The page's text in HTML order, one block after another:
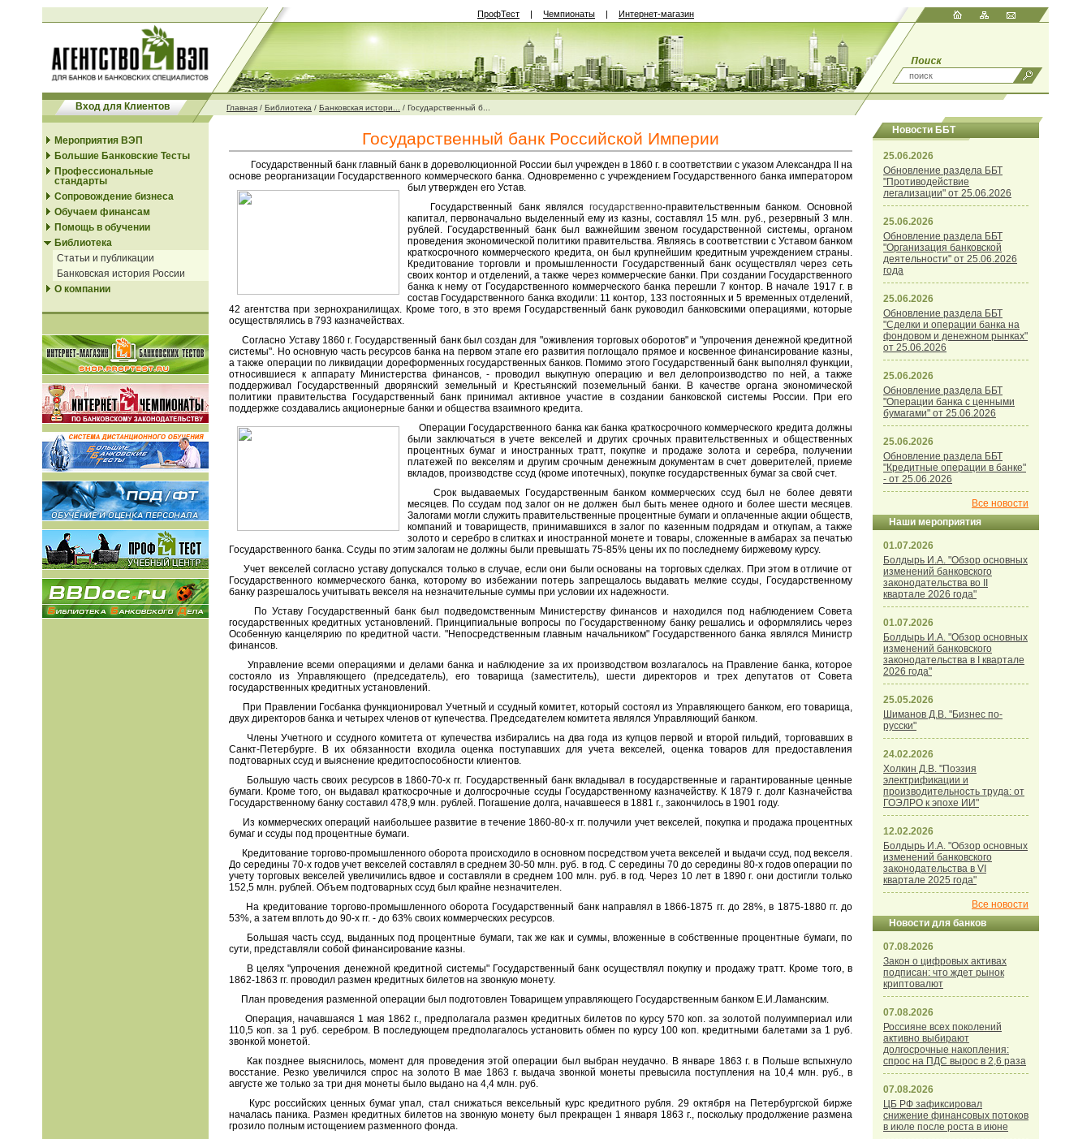
ПрофТест | Чемпионаты | Интернет-магазин
Вход для Клиентов Главная / Библиотека / Банковская истори... / Государственный б...
Мероприятия ВЭП
Большие Банковские Тесты
Профессиональные
стандарты
Сопровождение бизнеса
Обучаем финансам
Помощь в обучении
Библиотека
Статьи и публикации
Банковская история России
О компании
Государственный банк Российской Империи
Государственный банк главный банк в дореволюционной России был учрежден в 1860 г. в соответствии с указом Александра II на
основе реорганизации Государственного коммерческого банка. Одновременно с учреждением Государственного банка императором
был утвержден его Устав.
Государственный банк являлся государственно-правительственным банком. Основной
капитал, первоначально выделенный ему из казны, составлял 15 млн. руб., резервный 3 млн.
рублей. Государственный банк был важнейшим звеном государственной системы, органом
проведения экономической политики правительства. Являясь в соответствии с Уставом банком
краткосрочного коммерческого кредита, он был крупнейшим кредитным учреждением страны.
Кредитование торговли и промышленности Государственный банк осуществлял через сеть
своих контор и отделений, а также через коммерческие банки. При создании Государственного
банка к нему от Государственного коммерческого банка перешли 7 контор. В начале 1917 г. в
состав Государственного банка входили: 11 контор, 133 постоянных и 5 временных отделений,
42 агентства при зернохранилищах. Кроме того, в это время Государственный банк руководил банковскими операциями, которые
осуществлялись в 793 казначействах.
Согласно Уставу 1860 г. Государственный банк был создан для "оживления торговых оборотов" и "упрочения денежной кредитной
системы". Но основную часть ресурсов банка на первом этапе его развития поглощало прямое и косвенное финансирование казны,
а также операции по ликвидации дореформенных государственных банков. Помимо этого Государственный банк выполнял функции,
относившиеся к аппарату Министерства финансов,- проводил выкупную операцию и вел делопроизводство по ней, а также
поддерживал Государственный дворянский земельный и Крестьянский поземельный банки. В качестве органа экономической
политики правительства Государственный банк принимал активное участие в создании банковской системы России. При его
поддержке создавались акционерные банки и общества взаимного кредита.
Операции Государственного банка как банка краткосрочного коммерческого кредита должны
были заключаться в учете векселей и других срочных правительственных и общественных
процентных бумаг и иностранных тратт, покупке и продаже золота и серебра, получении
платежей по векселям и другим срочным денежным документам в счет доверителей, приеме
вкладов, производстве ссуд (кроме ипотечных), покупке государственных бумаг за свой счет.
Срок выдаваемых Государственным банком коммерческих ссуд был не более девяти
месяцев. По ссудам под залог он не должен был быть менее одного и более шести месяцев.
Залогами могли служить правительственные процентные бумаги и оплаченные акции обществ,
компаний и товариществ, принимавшихся в залог по казенным подрядам и откупам, а также
золото и серебро в слитках и иностранной монете и товары, сложенные в амбарах за печатью
Государственного банка. Ссуды по этим залогам не должны были превышать 75-85% цены их по последнему биржевому курсу.
Учет векселей согласно уставу допускался только в случае, если они были основаны на торговых сделках. При этом в отличие от
Государственного коммерческого банка, которому во избежании потерь запрещалось выдавать мелкие ссуды, Государственному
банку разрешалось учитывать векселя на незначительные суммы при условии их надежности.
По Уставу Государственный банк был подведомственным Министерству финансов и находился под наблюдением Совета
государственных кредитных установлений. Принципиальные вопросы по Государственному банку решались и оформлялись через
Особенную канцелярию по кредитной части. "Непосредственным главным начальником" Государственного банка являлся Министр
финансов.
Управление всеми операциями и делами банка и наблюдение за их производством возлагалось на Правление банка, которое
состояло из Управляющего (председатель), его товарища (заместитель), шести директоров и трех депутатов от Совета
государственных кредитных установлений.
При Правлении Госбанка функционировал Учетный и ссудный комитет, который состоял из Управляющего банком, его товарища,
двух директоров банка и четырех членов от купечества. Председателем комитета являлся Управляющий банком.
Члены Учетного и ссудного комитета от купечества избирались на два года из купцов первой и второй гильдий, торговавших в
Санкт-Петербурге. В их обязанности входила оценка поступавших для учета векселей, оценка товаров для предоставления
подтоварных ссуд и выяснение кредитоспособности клиентов.
Большую часть своих ресурсов в 1860-70-х гг. Государственный банк вкладывал в государственные и гарантированные ценные
бумаги. Кроме того, он выдавал краткосрочные и долгосрочные ссуды Государственному казначейству. К 1879 г. долг Казначейства
Государственному банку составил 478,9 млн. рублей. Погашение долга, начавшееся в 1881 г., закончилось в 1901 году.
Из коммерческих операций наибольшее развитие в течение 1860-80-х гг. получили учет векселей, покупка и продажа процентных
бумаг и ссуды под процентные бумаги.
Кредитование торгово-промышленного оборота происходило в основном посредством учета векселей и выдачи ссуд, под векселя.
До середины 70-х годов учет векселей составлял в среднем 30-50 млн. руб. в год. С середины 70 до середины 80-х годов операции по
учету торговых векселей увеличились вдвое и составляли в среднем 100 млн. руб. в год. Через 10 лет в 1890 г. они достигли только
152,5 млн. рублей. Объем подтоварных ссуд был крайне незначителен.
На кредитование торгово-промышленного оборота Государственный банк направлял в 1866-1875 гг. до 28%, в 1875-1880 гг. до
53%, а затем вплоть до 90-х гг. - до 63% своих коммерческих ресурсов.
Большая часть ссуд, выданных под процентные бумаги, так же как и суммы, вложенные в собственные процентные бумаги, по
сути, представляли собой финансирование казны.
В целях "упрочения денежной кредитной системы" Государственный банк осуществлял покупку и продажу тратт. Кроме того, в
1862-1863 гг. проводил размен кредитных билетов на звонкую монету.
План проведения разменной операции был подготовлен Товарищем управляющего Государственным банком Е.И.Ламанским.
Операция, начавшаяся 1 мая 1862 г., предполагала размен кредитных билетов по курсу 570 коп. за золотой полуимпериал или
110,5 коп. за 1 руб. серебром. В последующем предполагалось установить обмен по курсу 100 коп. кредитными балетами за 1 руб.
звонкой монетой.
Как позднее выяснилось, момент для проведения этой операции был выбран неудачно. В январе 1863 г. в Польше вспыхнуло
восстание. Резко увеличился спрос на золото В мае 1863 г. выдача звонкой монеты превысила поступления на 10,4 млн. руб., в
августе же только за три дня монеты было выдано на 4,4 млн. руб.
Курс российских ценных бумаг упал, стал снижаться вексельный курс кредитного рубля. 29 октября на Петербургской бирже
началась паника. Размен кредитных билетов на звонкую монету был прекращен 1 января 1863 г., поскольку продолжение размена
грозило полным истощением разменного фонда.
Новости ББТ
25.06.2026
Обновление раздела ББТ
"Противодействие
легализации" от 25.06.2026
25.06.2026
Обновление раздела ББТ
"Организация банковской
деятельности" от 25.06.2026
года
25.06.2026
Обновление раздела ББТ
"Сделки и операции банка на
фондовом и денежном рынках"
от 25.06.2026
25.06.2026
Обновление раздела ББТ
"Операции банка с ценными
бумагами" от 25.06.2026
25.06.2026
Обновление раздела ББТ
"Кредитные операции в банке"
- от 25.06.2026
Все новости
Наши мероприятия
01.07.2026
Болдырь И.А. "Обзор основных
изменений банковского
законодательства во II
квартале 2026 года"
01.07.2026
Болдырь И.А. "Обзор основных
изменений банковского
законодательства в I квартале
2026 года"
25.05.2026
Шиманов Д.В. "Бизнес по-
русски"
24.02.2026
Холкин Д.В. "Поэзия
электрификации и
производительность труда: от
ГОЭЛРО к эпохе ИИ"
12.02.2026
Болдырь И.А. "Обзор основных
изменений банковского
законодательства в VI
квартале 2025 года"
Все новости
Новости для банков
07.08.2026
Закон о цифровых активах
подписан: что ждет рынок
криптовалют
07.08.2026
Россияне всех поколений
активно выбирают
долгосрочные накопления:
спрос на ПДС вырос в 2,6 раза
07.08.2026
ЦБ РФ зафиксировал
снижение финансовых потоков
в июле после роста в июне